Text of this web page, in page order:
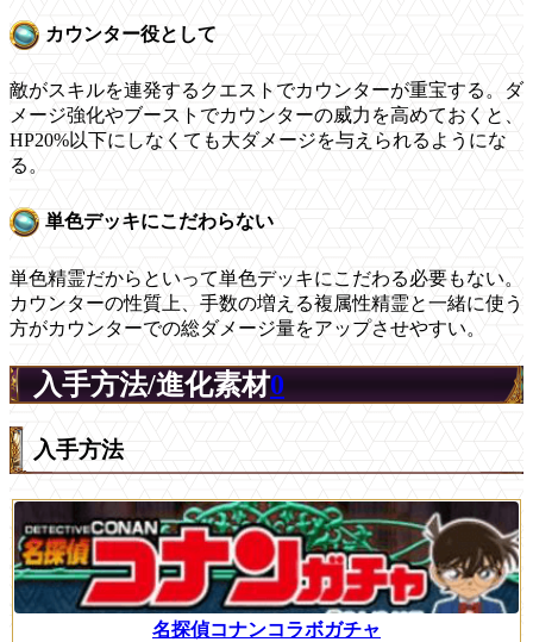
カウンター役として
敵がスキルを連発するクエストでカウンターが重宝する。ダ
メージ強化やブーストでカウンターの威力を高めておくと、
HP20%以下にしなくても大ダメージを与えられるようにな
る。
単色デッキにこだわらない
単色精霊だからといって単色デッキにこだわる必要もない。
カウンターの性質上、手数の増える複属性精霊と一緒に使う
方がカウンターでの総ダメージ量をアップさせやすい。
入手方法/進化素材0
入手方法
名探偵コナンコラボガチャ